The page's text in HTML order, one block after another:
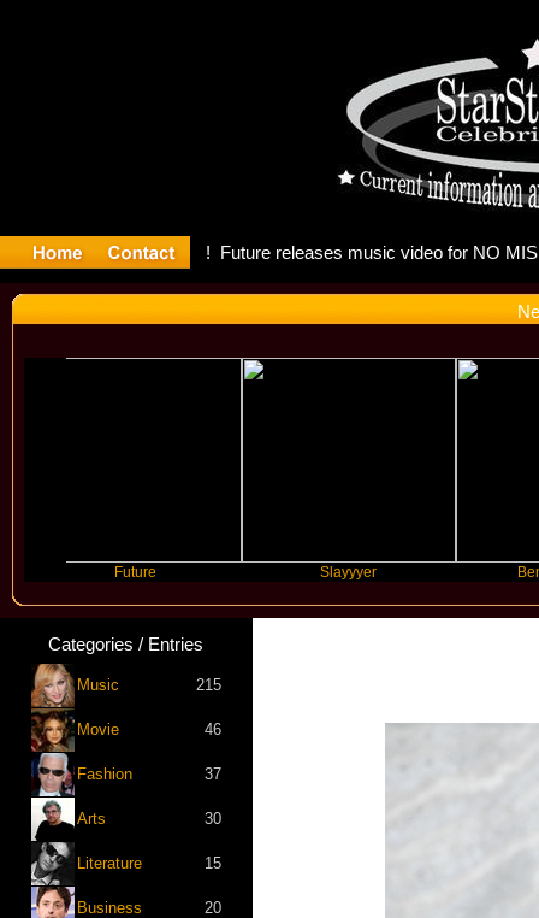
Benny Blanco
Categories / Entries
Music 215
Movie 46
Fashion 37
Arts 30
Literature 15
Business 20